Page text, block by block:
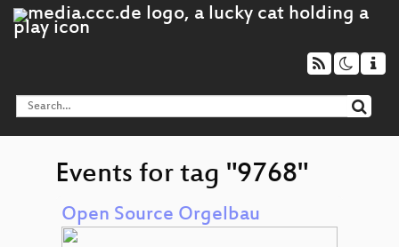
Events for tag "9768"
Open Source Orgelbau